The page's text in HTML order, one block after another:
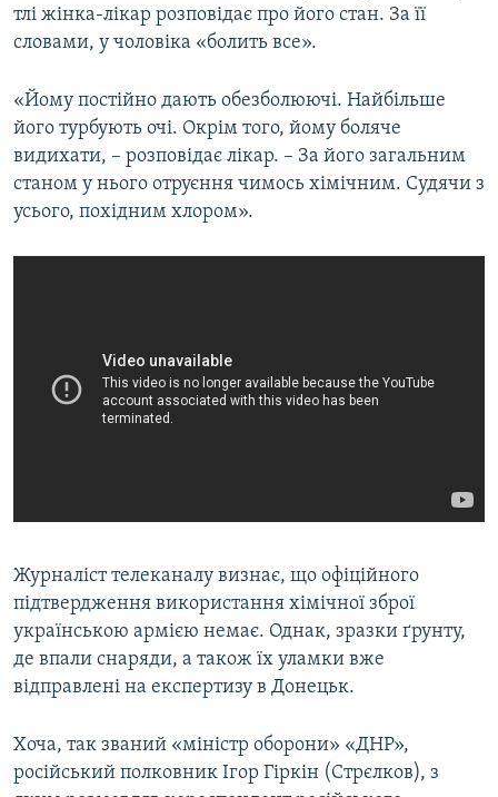
тлі жінка-лікар розповідає про його стан. За її
словами, у чоловіка «болить все».
«Йому постійно дають обезболюючі. Найбільше
його турбують очі. Окрім того, йому боляче
видихати, – розповідає лікар. – За його загальним
станом у нього отруєння чимось хімічним. Судячи з
усього, похідним хлором».
Журналіст телеканалу визнає, що офіційного
підтвердження використання хімічної зброї
українською армією немає. Однак, зразки ґрунту,
де впали снаряди, а також їх уламки вже
відправлені на експертизу в Донецьк.
Хоча, так званий «міністр оборони» «ДНР»,
російський полковник Ігор Гіркін (Стрєлков), з